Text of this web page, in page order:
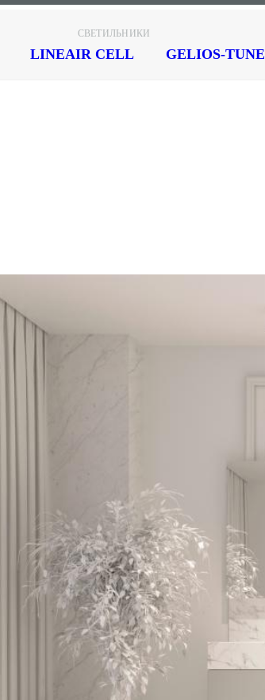
СВЕТИЛЬНИКИ
LINEAIR CELL GELIOS-TUNE